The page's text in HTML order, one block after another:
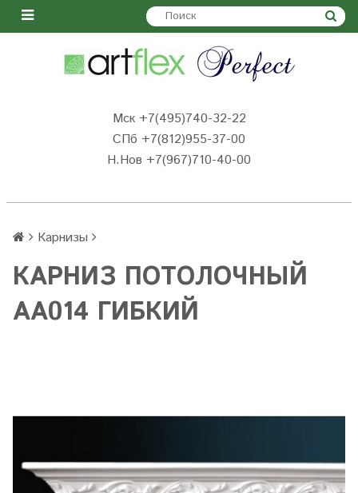
Мск +7(495)740-32-22
СПб +7(812)955-37-00
Н.Нов +7(967)710-40-00
Карнизы
КАРНИЗ ПОТОЛОЧНЫЙ
AA014 ГИБКИЙ